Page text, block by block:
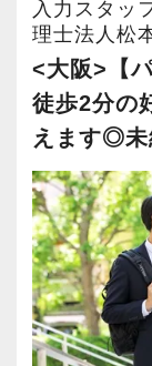
できる環境
2015年12月
お客様は上
で、法人化
Gemstone=
さんを輝か
ャル重視、
【徹底した
効率化を図
入力スタッ
理士法人松
<大阪>【
徒歩2分の
えます◎未